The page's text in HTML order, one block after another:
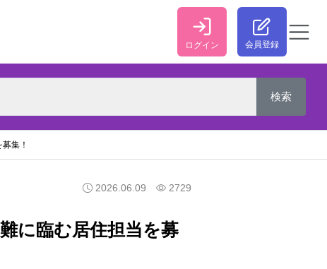
ログイン 会員登録
集！
2026.06.09 2729
に臨む居住担当を募